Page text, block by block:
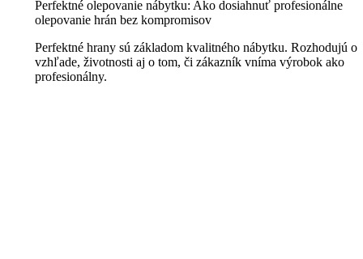
Perfektné olepovanie nábytku: Ako dosiahnuť profesionálne
olepovanie hrán bez kompromisov
Perfektné hrany sú základom kvalitného nábytku. Rozhodujú o
vzhľade, životnosti aj o tom, či zákazník vníma výrobok ako
profesionálny.